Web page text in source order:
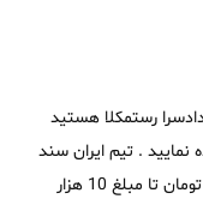
دادسرا رستمکلا هستید
نمایید . تیم ایران سند
توانایی تامین وثیقه اجاره ای از مبلغ 1 میلیارد تومان تا مبلغ 10 هزار